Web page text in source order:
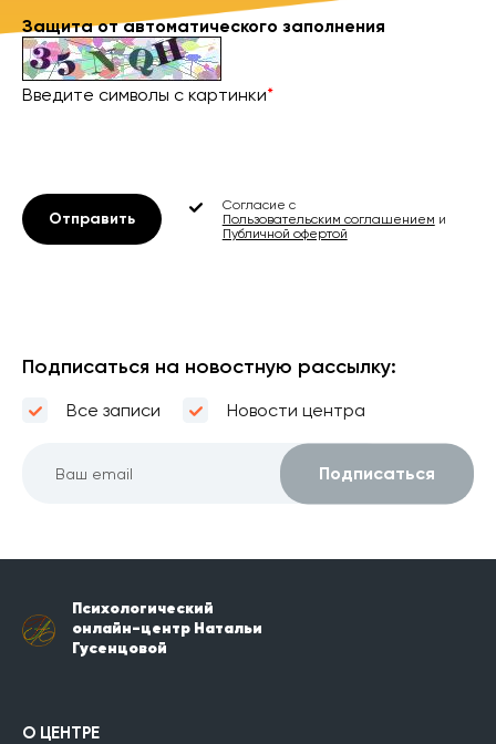
Защита от автоматического заполнения
Введите символы с картинки*
Отправить
Согласие с
Пользовательским соглашением и
Публичной офертой
Подписаться на новостную рассылку:
Все записи Новости центра
Психологический
онлайн-центр Натальи
Гусенцовой
О ЦЕНТРЕ